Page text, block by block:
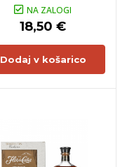
NA ZALOGI
18,50 €
Dodaj v košarico